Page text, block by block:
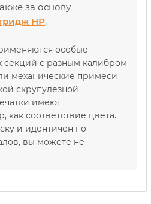
за основу
НР.
особые
секций с разным калибром
механические примеси
скрупулезной
имеют
соответствие цвета.
и идентичен по
вы можете не